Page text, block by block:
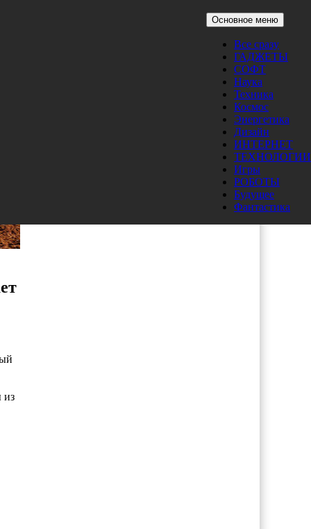
Основное меню
Все сразу
ГАДЖЕТЫ
СОФТ
Наука
Техника
Космос
Энергетика
Дизайн
ИНТЕРНЕТ
ТЕХНОЛОГИИ
Игры
РОБОТЫ
Будущее
Фантастика
из